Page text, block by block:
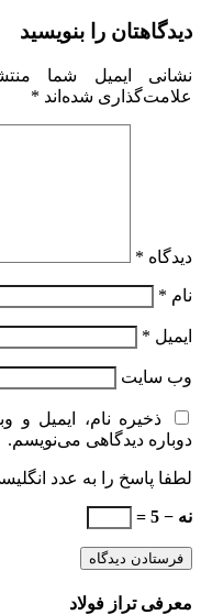
دیدگاهتان را بنویسید
نشانی ایمیل شما
علامت‌گذاری شده‌اند *
دیدگاه *
نام *
ایمیل *
وب‌ سایت
ذخیره نام، ایمیل
دوباره دیدگاهی می‌نویسم.
لطفا پاسخ را به عدد
نه − 5 =
معرفی تراز فولاد